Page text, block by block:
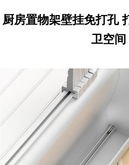
厨房置物架壁挂免打孔
卫空间